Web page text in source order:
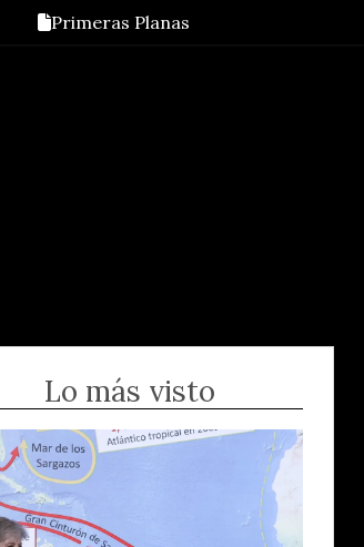
Primeras Planas
Lo más visto